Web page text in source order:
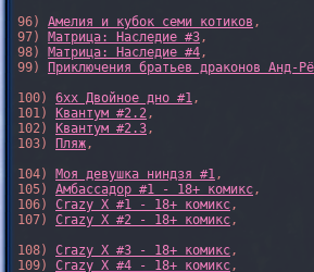
96) Амелия и кубок семи котиков ,
97) Матрица: Наследие #3,
98) Матрица: Наследие #4,
99)
Приключения братьев драконов
100) 6xx Двойное дно #1,
101)
Квантум #2.2,
102)
Квантум #2.3,
103)
Пляж,
104) Моя девушка ниндзя #1,
105) Амбассадор #1 - 18+ комикс,
106) Crazy X #1 - 18+ комикс,
107) Crazy X #2 - 18+ комикс,
108) Crazy X #3 - 18+ комикс,
109) Crazy X #4 - 18+ комикс,